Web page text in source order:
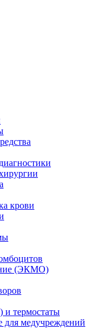
крови
(ЭКМО)
и термостаты
для медучреждений